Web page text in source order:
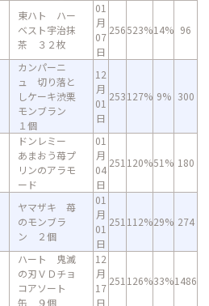
東ハト ハー
ベスト宇治抹
茶 ３２枚
01
月
07
日
256523%14% 96
カンパーニ
ュ 切り落と
しケーキ渋栗
モンブラン
１個
12
月
01
日
253127% 9% 300
ドンレミー
あまおう苺プ
リンのアラモ
ード
01
月
04
日
251 120%51% 180
ヤマザキ 苺
のモンブラ
ン ２個
01
月
01
日
251 112%29% 274
ハート 鬼滅
の刃ＶＤチョ
コアソート
缶 ９個
12
月
17
日
251 126%33%1486